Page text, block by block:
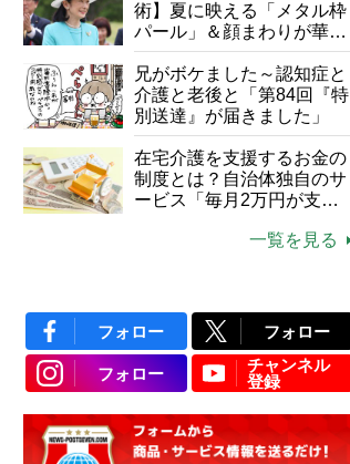
て現在は？
術】夏に映える「メタル枠
パール」＆顔まわりが華や
ぐ「揺れる一粒」の使い分
け方
兄がボケました～認知症と
介護と老後と「第84回『特
別送達』が届きました」
在宅介護を支援するお金の
制度とは？自治体独自のサ
ービス「毎月2万円が支給
一覧を見る
フォロー フォロー
フォロー
チャンネル
登録